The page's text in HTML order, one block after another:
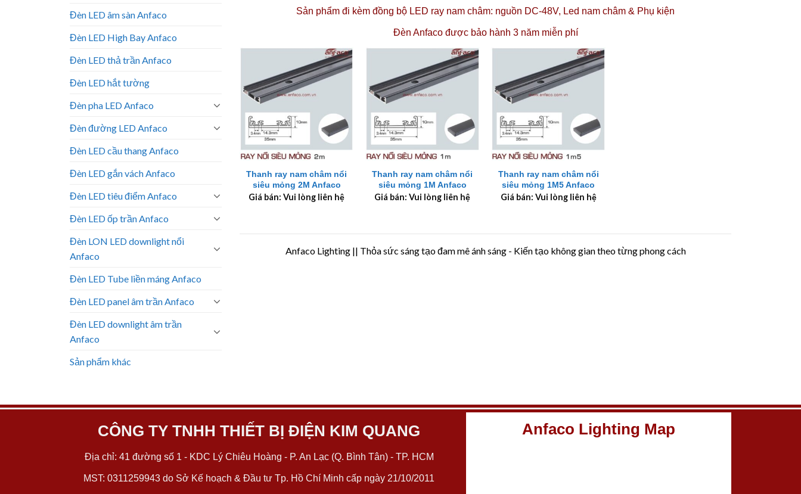
Đèn LED âm sàn Anfaco
Đèn LED High Bay Anfaco
Đèn LED thả trần Anfaco
Đèn LED hắt tường
Đèn pha LED Anfaco
Đèn đường LED Anfaco
Đèn LED cầu thang Anfaco
Đèn LED gắn vách Anfaco
Đèn LED tiêu điểm Anfaco
Đèn LED ốp trần Anfaco
Đèn LON LED downlight nổi
Anfaco
Đèn LED Tube liền máng Anfaco
Đèn LED panel âm trần Anfaco
Đèn LED downlight âm trần
Anfaco
Sản phẩm khác
Sản phẩm đi kèm đồng bộ LED ray nam châm: nguồn DC-48V, Led nam châm & Phụ kiện
Đèn Anfaco được bảo hành 3 năm miễn phí
+
Thanh ray nam châm nổi
siêu mỏng 2M Anfaco
Giá bán: Vui lòng liên hệ
+
Thanh ray nam châm nổi
siêu mỏng 1M Anfaco
Giá bán: Vui lòng liên hệ
+
Thanh ray nam châm nổi
siêu mỏng 1M5 Anfaco
Giá bán: Vui lòng liên hệ
Anfaco Lighting || Thỏa sức sáng tạo đam mê ánh sáng - Kiến tạo không gian theo từng phong cách
CÔNG TY TNHH THIẾT BỊ ĐIỆN KIM QUANG
Địa chỉ: 41 đường số 1 - KDC Lý Chiêu Hoàng - P. An Lạc (Q. Bình Tân) - TP. HCM
MST: 0311259943 do Sở Kế hoạch & Đầu tư Tp. Hồ Chí Minh cấp ngày 21/10/2011
Anfaco Lighting Map